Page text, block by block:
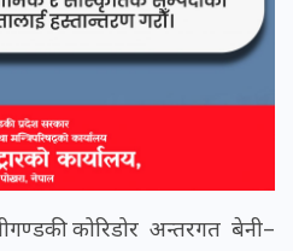
कोरिडोर अन्तरगत बेनी–